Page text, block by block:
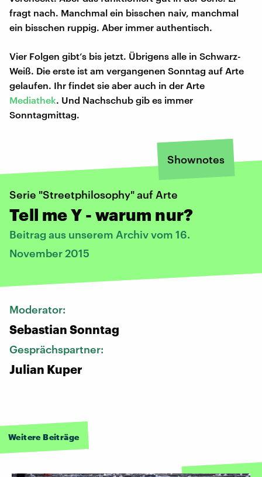
fragt nach. Manchmal ein bisschen naiv, manchmal
ein bisschen ruppig. Aber immer authentisch.
Vier Folgen gibt’s bis jetzt. Übrigens alle in Schwarz-
Weiß. Die erste ist am vergangenen Sonntag auf Arte
gelaufen. Ihr findet sie aber auch in der Arte
Mediathek. Und Nachschub gib es immer
Sonntagmittag.
Shownotes
Serie "Streetphilosophy" auf Arte
Tell me Y - warum nur?
Beitrag aus unserem Archiv vom 16.
November 2015
Moderator:
Sebastian Sonntag
Gesprächspartner:
Julian Kuper
Weitere Beiträge